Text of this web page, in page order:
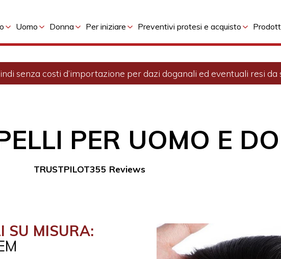
Uomo Donna Per iniziare Preventivi protesi e acquisto
senza costi d’importazione per dazi doganali ed eventuali resi da
PER UOMO E
355 Reviews
SU MISURA: